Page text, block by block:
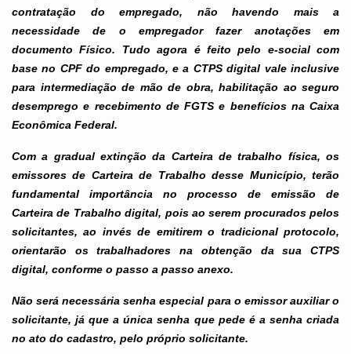
contratação do empregado, não havendo mais a
necessidade de o empregador fazer anotações em
documento Físico. Tudo agora é feito pelo e-social com
base no CPF do empregado, e a CTPS digital vale inclusive
para intermediação de mão de obra, habilitação ao seguro
desemprego e recebimento de FGTS e benefícios na Caixa
Econômica Federal.
Com a gradual extinção da Carteira de trabalho física, os
emissores de Carteira de Trabalho desse Município, terão
fundamental importância no processo de emissão de
Carteira de Trabalho digital, pois ao serem procurados pelos
solicitantes, ao invés de emitirem o tradicional protocolo,
orientarão os trabalhadores na obtenção da sua CTPS
digital, conforme o passo a passo anexo.
Não será necessária senha especial para o emissor auxiliar o
solicitante, já que a única senha que pede é a senha criada
no ato do cadastro, pelo próprio solicitante.